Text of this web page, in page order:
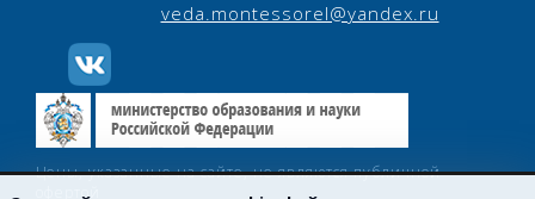
veda.montessorel@yandex.ru
Цены, указанные на сайте, не являются публичной
офертой